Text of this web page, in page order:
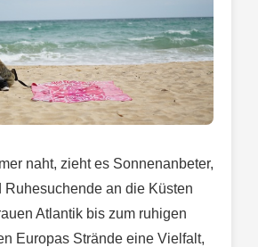
naht, zieht es Sonnenanbeter,
Ruhesuchende an die Küsten
Atlantik bis zum ruhigen
Europas Strände eine Vielfalt,